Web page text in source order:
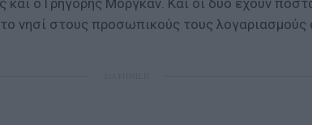
και ο Γρηγόρης Μόργκαν. Και οι δυο έχουν
νησί στους προσωπικούς τους λογαριασμούς